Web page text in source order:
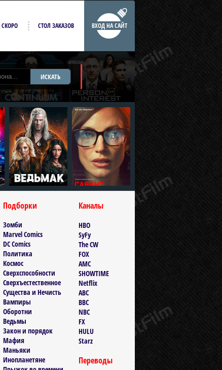
ВХОД НА САЙТ
СКОРО СТОЛ ЗАКАЗОВ
ИСКАТЬ
Подборки
Зомби
Marvel Comics
DC Comics
Политика
Космос
Сверхспособности
Сверхъестественное
Существа и Нечисть
Вампиры
Оборотни
Ведьмы
Закон и порядок
Мафия
Маньяки
Инопланетяне
Каналы
HBO
SyFy
The CW
FOX
AMC
SHOWTIME
Netflix
ABC
BBC
NBC
FX
HULU
Starz
Переводы